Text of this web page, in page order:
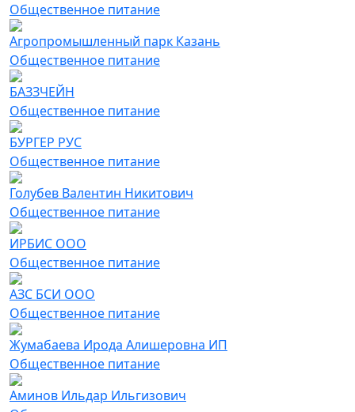
Общественное питание
Агропромышленный парк Казань
Общественное питание
БАЗЗЧЕЙН
Общественное питание
БУРГЕР РУС
Общественное питание
Голубев Валентин Никитович
Общественное питание
ИРБИС ООО
Общественное питание
АЗС БСИ ООО
Общественное питание
Жумабаева Ирода Алишеровна ИП
Общественное питание
Аминов Ильдар Ильгизович